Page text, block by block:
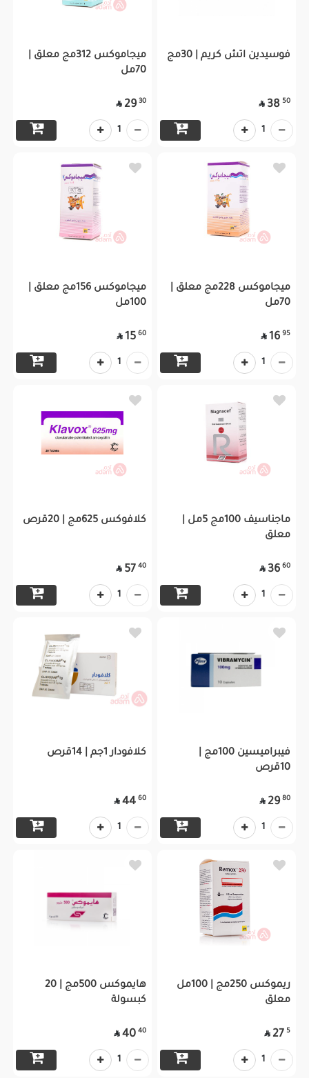
فوسيدين اتش كريم | 30مج
50
38

1
ميجاموكس 312مج معلق |
70مل
30
29

1
ميجاموكس 228مج معلق |
70مل
95
16

1
ميجاموكس 156مج معلق |
100مل
60
15

1
ماجناسيف 100مج 5مل |
معلق
60
36

1
كلافوكس 625مج | 20قرص
40
57

1
فيبراميسين 100مج |
10قرص
80
29

1
كلافودار 1جم | 14قرص
60
44

1
ريموكس 250مج | 100مل
معلق
5
27

1
هايموكس 500مج | 20
كبسولة
40
40

1